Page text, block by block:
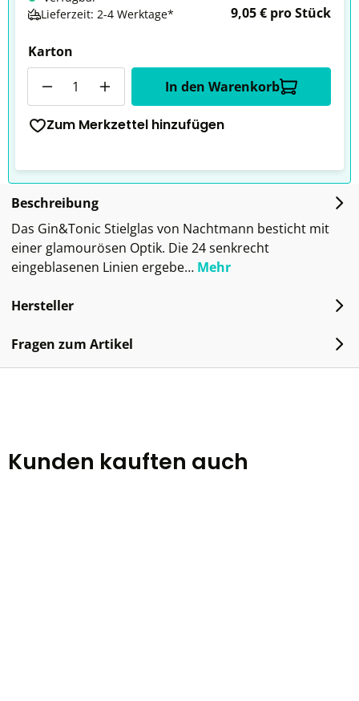
Lieferzeit: 2-4 Werktage*
9,05 € pro Stück
Karton
In den Warenkorb
Zum Merkzettel hinzufügen
Beschreibung
Das Gin&Tonic Stielglas von Nachtmann besticht mit
einer glamourösen Optik. Die 24 senkrecht
eingeblasenen Linien ergebe… Mehr
Hersteller
Fragen zum Artikel
Kunden kauften auch